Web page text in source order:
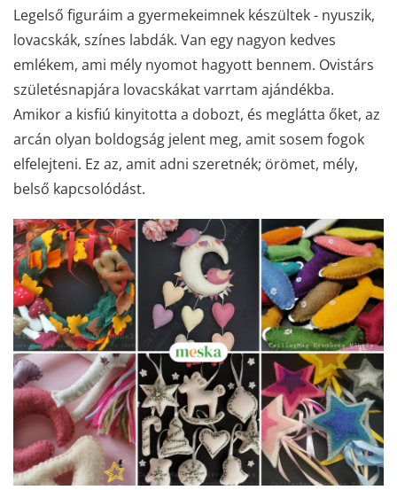
Legelső figuráim a gyermekeimnek készültek - nyuszik,
lovacskák, színes labdák. Van egy nagyon kedves
emlékem, ami mély nyomot hagyott bennem. Ovistárs
születésnapjára lovacskákat varrtam ajándékba.
Amikor a kisfiú kinyitotta a dobozt, és meglátta őket, az
arcán olyan boldogság jelent meg, amit sosem fogok
elfelejteni. Ez az, amit adni szeretnék; örömet, mély,
belső kapcsolódást.